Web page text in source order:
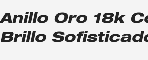
Anillo Oro 18k
Brillo